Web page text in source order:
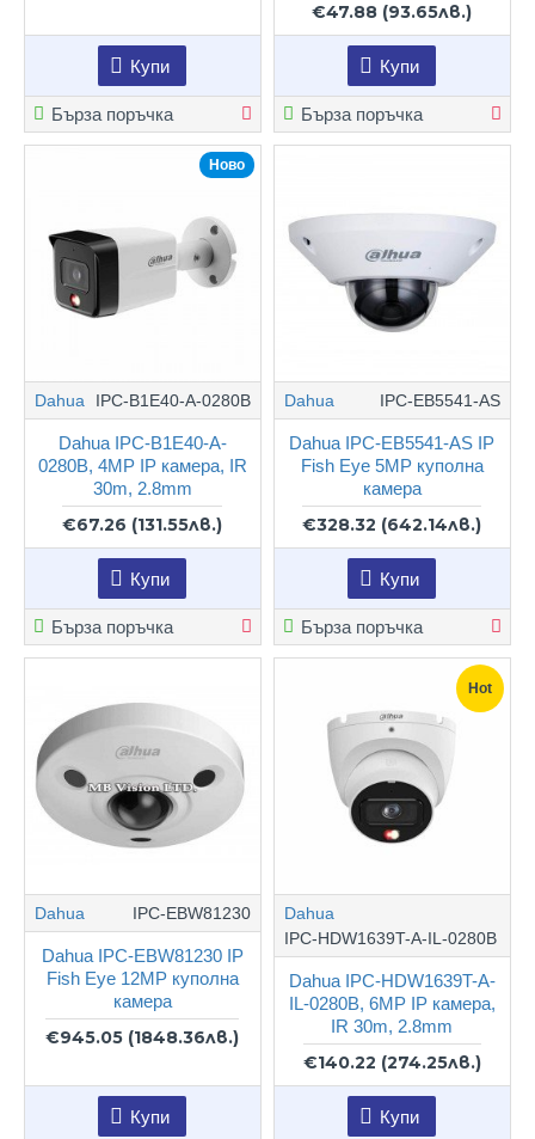
Купи
Бърза поръчка
€47.88 (93.65лв.)
Купи
Бърза поръчка
Ново
Dahua IPC-B1E40-A-0280B
Dahua IPC-B1E40-A-
0280B, 4MP IP камера, IR
30m, 2.8mm
€67.26 (131.55лв.)
Купи
Бърза поръчка
Dahua IPC-EB5541-AS
Dahua IPC-EB5541-AS IP
Fish Eye 5MP куполна
камера
€328.32 (642.14лв.)
Купи
Бърза поръчка
Dahua IPC-EBW81230
Dahua IPC-EBW81230 IP
Fish Eye 12MP куполна
камера
€945.05 (1848.36лв.)
Купи
Hot
Dahua
IPC-HDW1639T-A-IL-0280B
Dahua IPC-HDW1639T-A-
IL-0280B, 6MP IP камера,
IR 30m, 2.8mm
€140.22 (274.25лв.)
Купи